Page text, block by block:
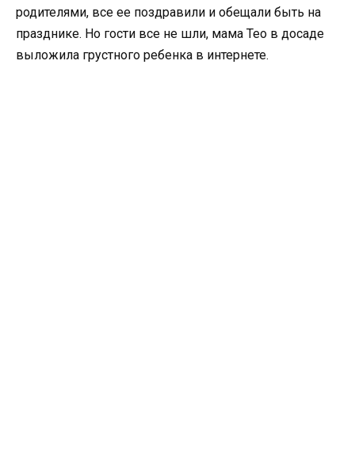
родителями, все ее поздравили и обещали быть на
празднике. Но гости все не шли, мама Тео в досаде
выложила грустного ребенка в интернете.